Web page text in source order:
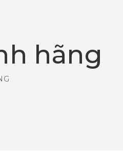
hãng